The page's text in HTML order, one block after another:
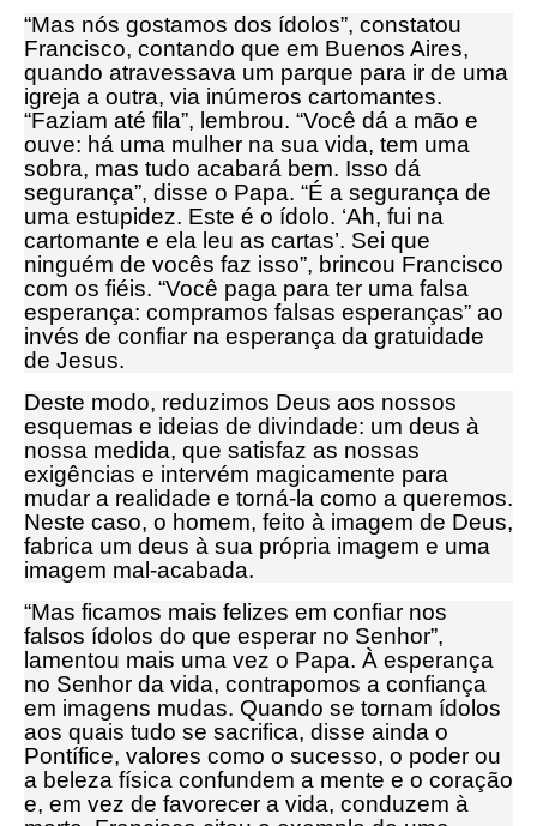
“Mas nós gostamos dos ídolos”, constatou
Francisco, contando que em Buenos Aires,
quando atravessava um parque para ir de uma
igreja a outra, via inúmeros cartomantes.
“Faziam até fila”, lembrou. “Você dá a mão e
ouve: há uma mulher na sua vida, tem uma
sobra, mas tudo acabará bem. Isso dá
segurança”, disse o Papa. “É a segurança de
uma estupidez. Este é o ídolo. ‘Ah, fui na
cartomante e ela leu as cartas’. Sei que
ninguém de vocês faz isso”, brincou Francisco
com os fiéis. “Você paga para ter uma falsa
esperança: compramos falsas esperanças” ao
invés de confiar na esperança da gratuidade
de Jesus.
Deste modo, reduzimos Deus aos nossos
esquemas e ideias de divindade: um deus à
nossa medida, que satisfaz as nossas
exigências e intervém magicamente para
mudar a realidade e torná-la como a queremos.
Neste caso, o homem, feito à imagem de Deus,
fabrica um deus à sua própria imagem e uma
imagem mal-acabada.
“Mas ficamos mais felizes em confiar nos
falsos ídolos do que esperar no Senhor”,
lamentou mais uma vez o Papa. À esperança
no Senhor da vida, contrapomos a confiança
em imagens mudas. Quando se tornam ídolos
aos quais tudo se sacrifica, disse ainda o
Pontífice, valores como o sucesso, o poder ou
a beleza física confundem a mente e o coração
e, em vez de favorecer a vida, conduzem à